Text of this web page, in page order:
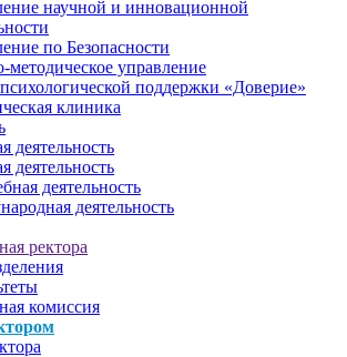
научной и инновационной
по Безопасности
методическое управление
поддержки «Доверие»
клиника
деятельность
деятельность
деятельность
деятельность
ректора
комиссия